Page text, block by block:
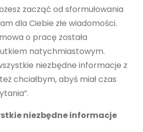
zacząć od sformułowania
dla Ciebie złe wiadomości.
o pracę została
natychmiastowym.
niezbędne informacje z
chciałbym, abyś miał czas
niezbędne informacje